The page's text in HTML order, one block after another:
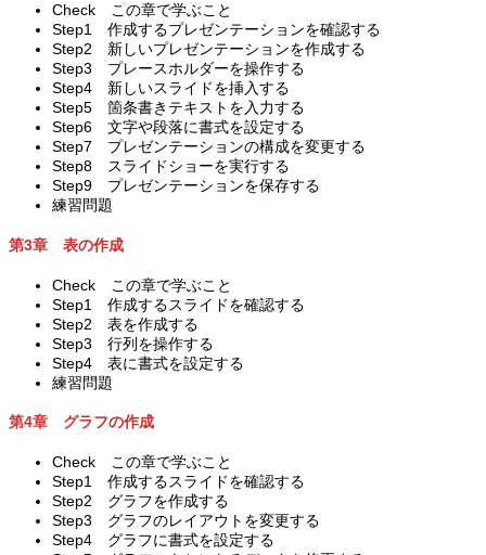
Check この章で学ぶこと
Step1 作成するプレゼンテーションを確認する
Step2 新しいプレゼンテーションを作成する
Step3 プレースホルダーを操作する
Step4 新しいスライドを挿入する
Step5 箇条書きテキストを入力する
Step6 文字や段落に書式を設定する
Step7 プレゼンテーションの構成を変更する
Step8 スライドショーを実行する
Step9 プレゼンテーションを保存する
練習問題
第3章 表の作成
Check この章で学ぶこと
Step1 作成するスライドを確認する
Step2 表を作成する
Step3 行列を操作する
Step4 表に書式を設定する
練習問題
第4章 グラフの作成
Check この章で学ぶこと
Step1 作成するスライドを確認する
Step2 グラフを作成する
Step3 グラフのレイアウトを変更する
Step4 グラフに書式を設定する